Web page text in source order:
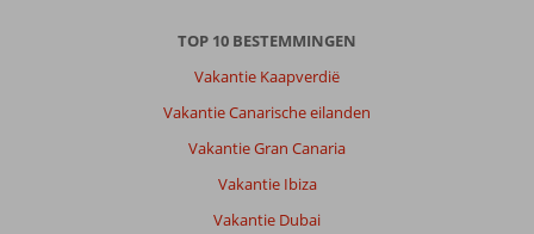
TOP 10 BESTEMMINGEN
Vakantie Kaapverdië
Vakantie Canarische eilanden
Vakantie Gran Canaria
Vakantie Ibiza
Vakantie Dubai